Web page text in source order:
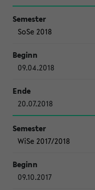
SoSe 2018
09.04.2018
20.07.2018
WiSe 2017/2018
09.10.2017